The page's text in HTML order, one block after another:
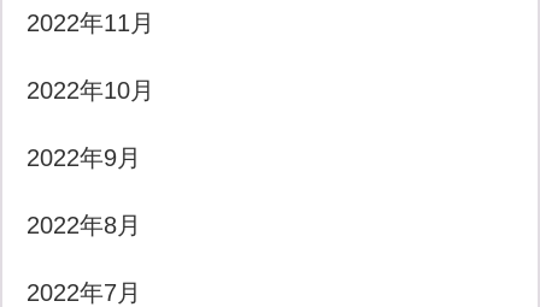
2022年11月
2022年10月
2022年9月
2022年8月
2022年7月